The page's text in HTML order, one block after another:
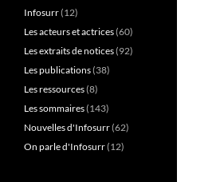
Infosurr(12)
Les acteurs et actrices(60)
Les extraits de notices(92)
Les publications(38)
Les ressources(8)
Les sommaires(143)
Nouvelles d'Infosurr(62)
On parle d'Infosurr(12)